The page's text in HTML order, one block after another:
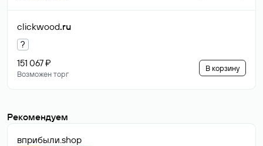
clickwood.ru
?
151 067 ₽
Возможен торг
В корзину
Рекомендуем
вприбыли.shop